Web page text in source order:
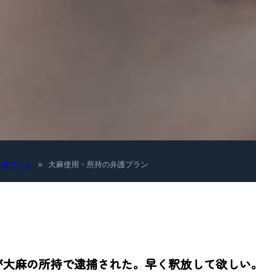
プラン » 大麻使用・所持の弁護プラン
麻の所持で逮捕された。早く釈放して欲しい。